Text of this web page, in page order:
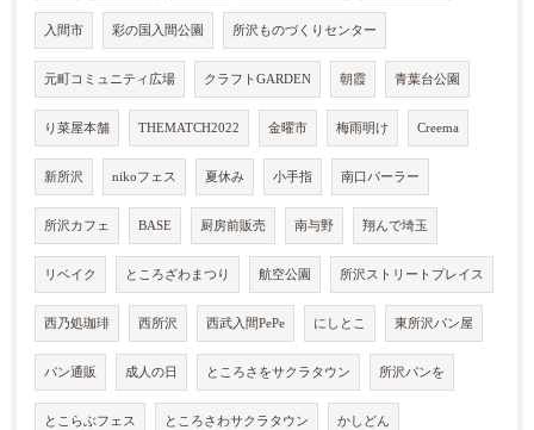
入間市 彩の国入間公園 所沢ものづくりセンター
元町コミュニティ広場 クラフトGARDEN 朝霞 青葉台公園
り菜屋本舗 THEMATCH2022 金曜市 梅雨明け Creema
新所沢 nikoフェス 夏休み 小手指 南口パーラー
所沢カフェ BASE 厨房前販売 南与野 翔んで埼玉
リベイク ところざわまつり 航空公園 所沢ストリートプレイス
西乃処珈琲 西所沢 西武入間PePe にしとこ 東所沢パン屋
パン通販 成人の日 ところさをサクラタウン 所沢パンを
とこらぶフェス ところさわサクラタウン かしどん